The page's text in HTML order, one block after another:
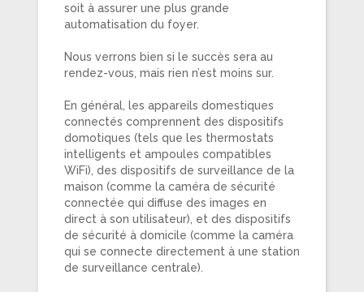
soit à assurer une plus grande
automatisation du foyer.
Nous verrons bien si le succès sera au
rendez-vous, mais rien n’est moins sur.
En général, les appareils domestiques
connectés comprennent des dispositifs
domotiques (tels que les thermostats
intelligents et ampoules compatibles
WiFi), des dispositifs de surveillance de la
maison (comme la caméra de sécurité
connectée qui diffuse des images en
direct à son utilisateur), et des dispositifs
de sécurité à domicile (comme la caméra
qui se connecte directement à une station
de surveillance centrale).